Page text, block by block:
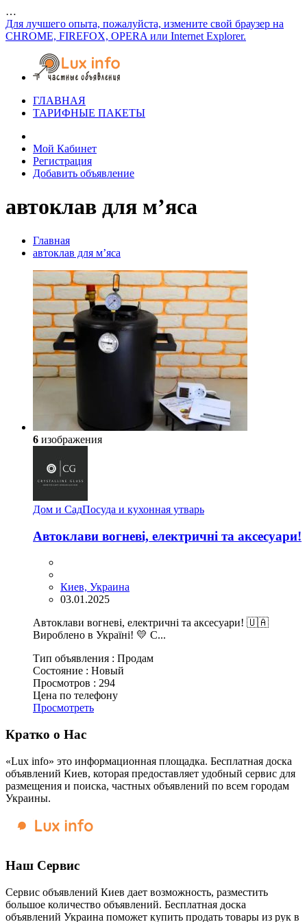
…
Для лучшего опыта, пожалуйста, измените свой браузер на
CHROME, FIREFOX, OPERA или Internet Explorer.
ГЛАВНАЯ
ТАРИФНЫЕ ПАКЕТЫ
Мой Кабинет
Регистрация
Добавить объявление
автоклав для м’яса
Главная
автоклав для м’яса
6 изображения
Дом и СадПосуда и кухонная утварь
Автоклави вогневі, електричні та аксесуари!
Киев, Украина
03.01.2025
Автоклави вогневі, електричні та аксесуари! 🇺🇦
Вироблено в Україні! 💛 С...
Тип объявления : Продам
Состояние : Новый
Просмотров : 294
Цена по телефону
Просмотреть
Кратко о Нас
«Lux info» это информационная площадка. Бесплатная доска
объявлений Киев, которая предоставляет удобный сервис для
размещения и поиска, частных объявлений по всем городам
Украины.
Наш Сервис
Сервис объявлений Киев дает возможность, разместить
большое количество объявлений. Бесплатная доска
объявлений Украина поможет купить продать товары из рук в